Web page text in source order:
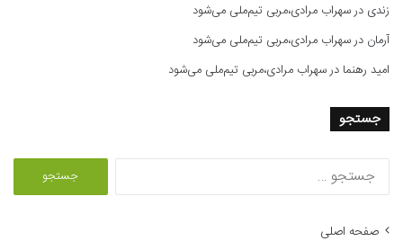
زندی درسهراب مرادی،مربی تیم‌ملی می‌شود
آرمان درسهراب مرادی،مربی تیم‌ملی می‌شود
امید رهنما درسهراب مرادی،مربی تیم‌ملی می‌شود
جستجو
صفحه اصلی